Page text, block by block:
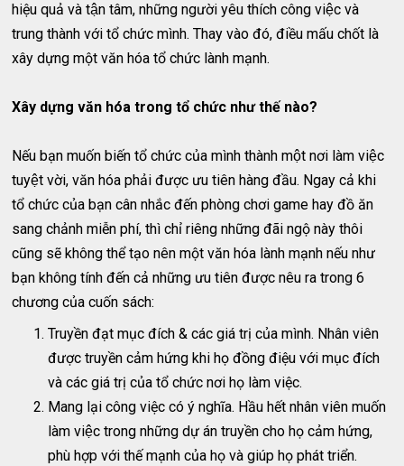
hiệu quả và tận tâm, những người yêu thích công việc và
trung thành với tổ chức mình. Thay vào đó, điều mấu chốt là
xây dựng một văn hóa tổ chức lành mạnh.
Xây dựng văn hóa trong tổ chức như thế nào?
Nếu bạn muốn biến tổ chức của mình thành một nơi làm việc
tuyệt vời, văn hóa phải được ưu tiên hàng đầu. Ngay cả khi
tổ chức của bạn cân nhắc đến phòng chơi game hay đồ ăn
sang chảnh miễn phí, thì chỉ riêng những đãi ngộ này thôi
cũng sẽ không thể tạo nên một văn hóa lành mạnh nếu như
bạn không tính đến cả những ưu tiên được nêu ra trong 6
chương của cuốn sách:
Truyền đạt mục đích & các giá trị của mình. Nhân viên
được truyền cảm hứng khi họ đồng điệu với mục đích
và các giá trị của tổ chức nơi họ làm việc.
Mang lại công việc có ý nghĩa. Hầu hết nhân viên muốn
làm việc trong những dự án truyền cho họ cảm hứng,
phù hợp với thế mạnh của họ và giúp họ phát triển.